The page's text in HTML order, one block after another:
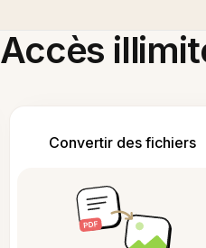
Accès
Convertir des fichiers